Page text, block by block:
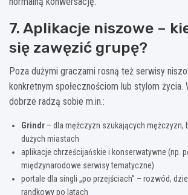
7. Aplikacje niszowe –
się zawęzić grupę?
Poza dużymi graczami rosną też serwisy
konkretnym społecznościom lub stylom życia.
dobrze radzą sobie m.in.:
Grindr – dla mężczyzn szukających mężczyzn,
dużych miastach
aplikacje chrześcijańskie i konserwatywne (np.
międzynarodowe serwisy tematyczne)
portale dla singli „po przejściach” – rozwód,
randkowy po latach